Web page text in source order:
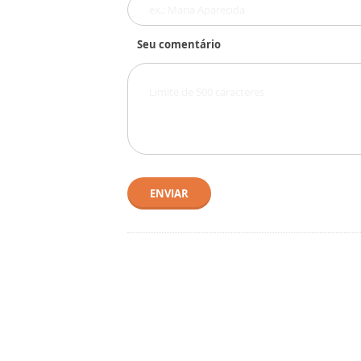
Seu comentário
ENVIAR